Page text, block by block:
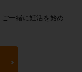
一緒に妊活を始め